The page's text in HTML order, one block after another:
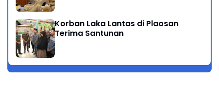
Korban Laka Lantas di Plaosan
Terima Santunan